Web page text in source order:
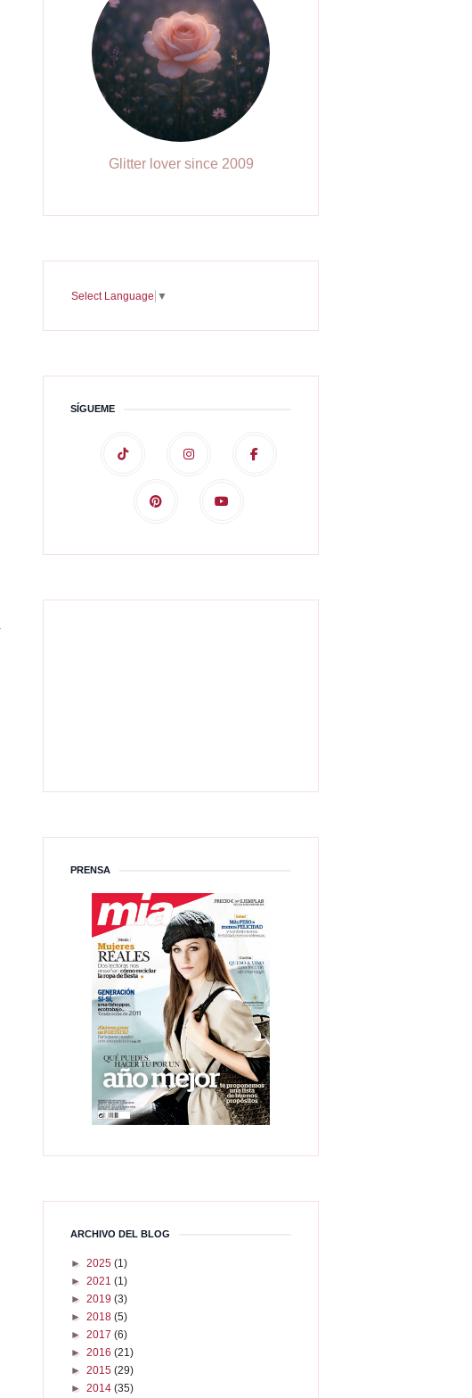
Glitter lover since 2009
Select Language ▼
SÍGUEME
PRENSA
ARCHIVO DEL BLOG
► 2025 (1)
► 2021 (1)
► 2019 (3)
► 2018 (5)
► 2017 (6)
► 2016 (21)
► 2015 (29)
► 2014 (35)